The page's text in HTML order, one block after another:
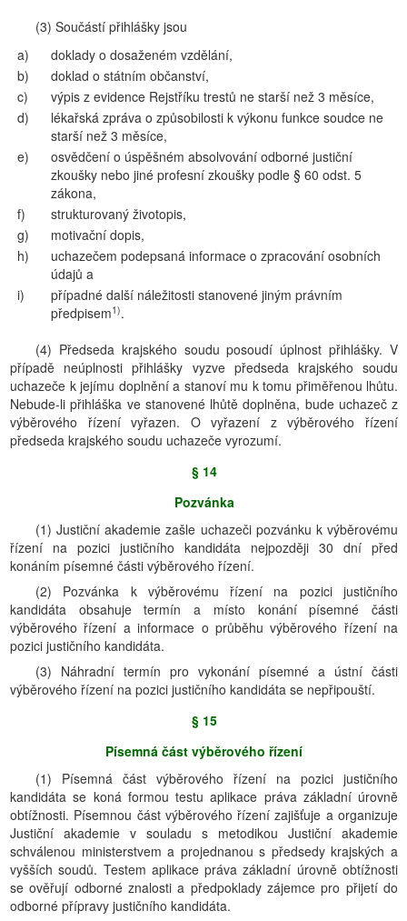
(3) Součástí přihlášky jsou
a)
doklady o dosaženém vzdělání,
b)
doklad o státním občanství,
c)
výpis z evidence Rejstříku trestů ne starší než 3 měsíce,
d)
lékařská zpráva o způsobilosti k výkonu funkce soudce ne
starší než 3 měsíce,
e)
osvědčení o úspěšném absolvování odborné justiční
zkoušky nebo jiné profesní zkoušky podle § 60 odst. 5
zákona,
f)
strukturovaný životopis,
g)
motivační dopis,
h)
uchazečem podepsaná informace o zpracování osobních
údajů a
i)
případné další náležitosti stanovené jiným právním
předpisem1).
(4) Předseda krajského soudu posoudí úplnost přihlášky. V
případě neúplnosti přihlášky vyzve předseda krajského soudu
uchazeče k jejímu doplnění a stanoví mu k tomu přiměřenou lhůtu.
Nebude-li přihláška ve stanovené lhůtě doplněna, bude uchazeč z
výběrového řízení vyřazen. O vyřazení z výběrového řízení
předseda krajského soudu uchazeče vyrozumí.
§ 14
Pozvánka
(1) Justiční akademie zašle uchazeči pozvánku k výběrovému
řízení na pozici justičního kandidáta nejpozději 30 dní před
konáním písemné části výběrového řízení.
(2) Pozvánka k výběrovému řízení na pozici justičního
kandidáta obsahuje termín a místo konání písemné části
výběrového řízení a informace o průběhu výběrového řízení na
pozici justičního kandidáta.
(3) Náhradní termín pro vykonání písemné a ústní části
výběrového řízení na pozici justičního kandidáta se nepřipouští.
§ 15
Písemná část výběrového řízení
(1) Písemná část výběrového řízení na pozici justičního
kandidáta se koná formou testu aplikace práva základní úrovně
obtížnosti. Písemnou část výběrového řízení zajišťuje a organizuje
Justiční akademie v souladu s metodikou Justiční akademie
schválenou ministerstvem a projednanou s předsedy krajských a
vyšších soudů. Testem aplikace práva základní úrovně obtížnosti
se ověřují odborné znalosti a předpoklady zájemce pro přijetí do
odborné přípravy justičního kandidáta.